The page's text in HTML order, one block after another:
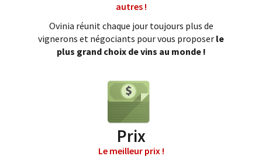
autres !
Ovinia réunit chaque jour toujours plus de
vignerons et négociants pour vous proposer le
plus grand choix de vins au monde !
Prix
Le meilleur prix !